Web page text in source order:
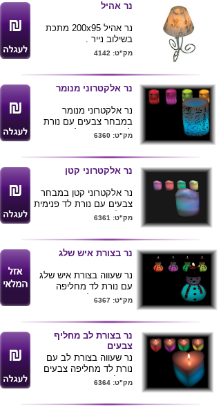
נר אהיל
נר אהיל 200x95 מתכת
בשילוב נייר .
מק"ט: 4142
נר אלקטרוני מנומר
נר אלקטרוני מנומר
במבחר צבעים עם נורת
לד פנימית מחליפה צבעים
סוללות ( כלול ) ומגיע
באריזת צלופן ובקופסת
קרטון לבנה. ניתן להדביק
מדבקה עם הלוגו והקדשה
בהדפסה צבעונית.
מק"ט: 6360
נר אלקטרוני קטן
נר אלקטרוני קטן במבחר
צבעים עם נורת לד פנימית
מחליפה צבעים , המוצר
כלול ) ומגיע באריזת צלופן
ובקופסת קרטון לבנה. ניתן
להדביק מדבקה עם הלוגו
והקדשה בהדפסה
צבעונית.
קוטר תחתית 4.8
גובה 5 ס"מ
מק"ט: 6361
נר בצורת איש שלג
נר שעווה בצורת איש שלג
עם נורת לד מחליפה
צבעים הנדלקת ברגע זיהוי
ללא צורך בסוללות .
מק"ט: 6367
נר בצורת לב מחליף
צבעים
נר שעווה בצורת לב עם
נורת לד מחליפה צבעים
הנדלקת ברגע זיהוי חום
צורך בסוללות .
מק"ט: 6364